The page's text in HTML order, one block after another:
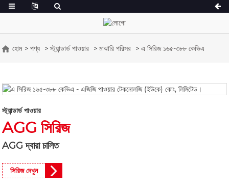
হোম পণ্য স্ট্যান্ডার্ড পাওয়ার মাঝারি পরিসর এ সিরিজ ১৬৫-৩৮৮ কেভিএ
স্ট্যান্ডার্ড পাওয়ার
AGG সিরিজ
AGG দ্বারা চালিত
সিরিজ দেখুন
সিইউ সিরিজ ৩৩-৩০০ কেভিএ
ডিই সিরিজ ২২-২৫০ কেভিএ
সিইউ সিরিজ ২৭৫-৮৫০